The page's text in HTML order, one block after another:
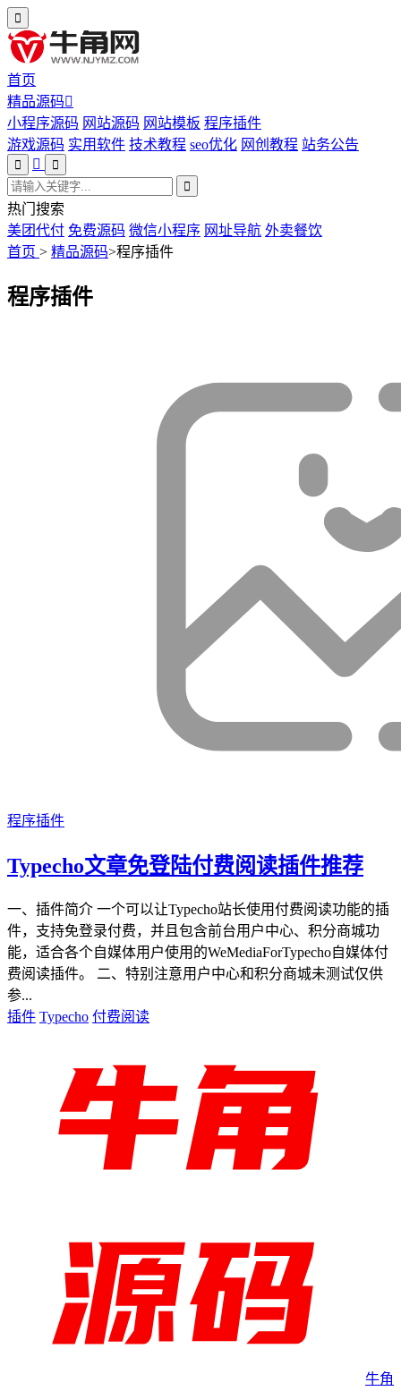
首页
精品源码
小程序源码 网站源码 网站模板 程序插件
游戏源码 实用软件 技术教程 seo优化 网创教程 站务公告
热门搜索
美团代付 免费源码 微信小程序 网址导航 外卖餐饮
首页 > 精品源码>程序插件
程序插件
程序插件
Typecho文章免登陆付费阅读插件推荐
一、插件简介 一个可以让Typecho站长使用付费阅读功能的插
件，支持免登录付费，并且包含前台用户中心、积分商城功
能，适合各个自媒体用户使用的WeMediaForTypecho自媒体付
费阅读插件。 二、特别注意用户中心和积分商城未测试仅供
参...
插件 Typecho 付费阅读
牛角